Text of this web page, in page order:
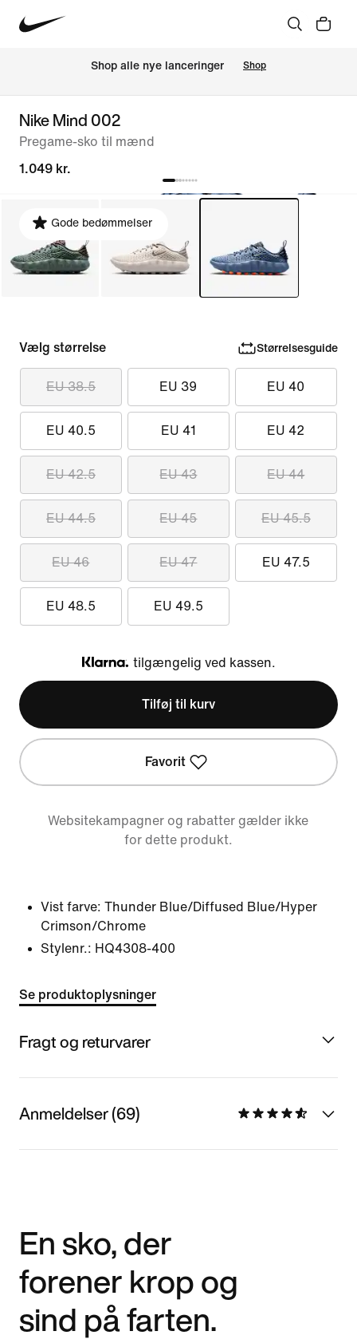
Shop alle nye lanceringer Shop
Nike Mind 002
Pregame-sko til mænd
1.049 kr.
Gode bedømmelser
Vælg størrelse Størrelsesguide
EU 38.5 EU 39 EU 40
EU 40.5 EU 41 EU 42
EU 42.5 EU 43 EU 44
EU 44.5 EU 45 EU 45.5
EU 46 EU 47 EU 47.5
EU 48.5 EU 49.5
Klarna
tilgængelig ved kassen.
Tilføj til kurv
Favorit
Websitekampagner og rabatter gælder ikke
for dette produkt.
Vist farve: Thunder Blue/Diffused Blue/Hyper
Crimson/Chrome
Stylenr.: HQ4308-400
Se produktoplysninger
Fragt og returvarer
Anmeldelser (69)
En sko, der
forener krop og
sind på farten.